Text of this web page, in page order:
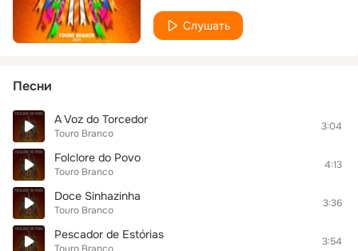
Слушать
Песни
A Voz do Torcedor
Touro Branco
3:04
Folclore do Povo
Touro Branco
4:13
Doce Sinhazinha
Touro Branco
3:36
Pescador de Estórias 3:54